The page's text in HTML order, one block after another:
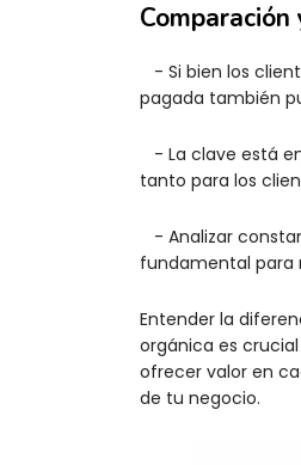
- Si bien los
pagada también
- La clave está
tanto para los
- Analizar
fundamental para
Entender la
orgánica es
ofrecer valor en
de tu negocio.